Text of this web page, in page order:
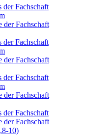
der Fachschaft
der Fachschaft
der Fachschaft
der Fachschaft
der Fachschaft
der Fachschaft
der Fachschaft
der Fachschaft
10)